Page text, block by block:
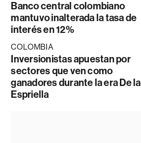
Banco central colombiano
mantuvo inalterada la tasa de
interés en 12%
COLOMBIA
Inversionistas apuestan por
sectores que ven como
ganadores durante la era De la
Espriella